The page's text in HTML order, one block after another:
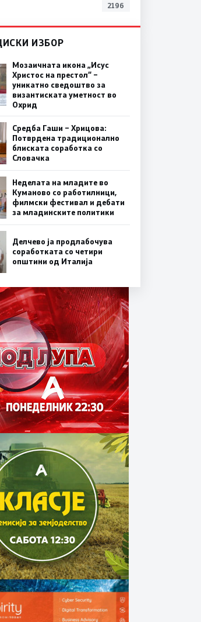
2196
ИЗБОР
Мозаичната икона „Исус
Христос на престол“ –
уникатно сведоштво за
византиската уметност во
Охрид
Средба Гаши – Хрицова:
Потврдена традиционално
блиската соработка со
Словачка
Неделата на младите во
Куманово со работилници,
филмски фестивал и дебати
за младинските политики
Делчево ја продлабочува
соработката со четири
општини од Италија